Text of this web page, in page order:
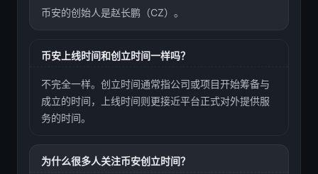
币安的创始人是赵长鹏（CZ）。
币安上线时间和创立时间一样吗？
不完全一样。创立时间通常指公司或项目开始筹备与
成立的时间，上线时间则更接近平台正式对外提供服
务的时间。
为什么很多人关注币安创立时间？